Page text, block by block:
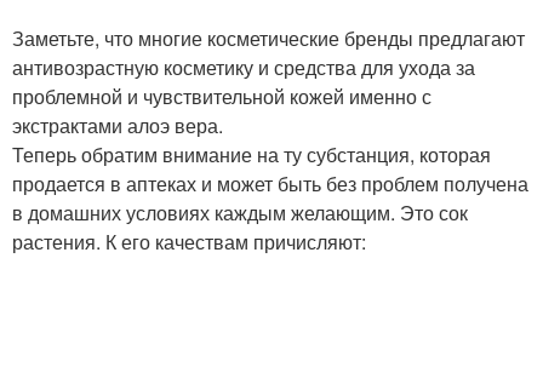
Заметьте, что многие косметические бренды предлагают
антивозрастную косметику и средства для ухода за
проблемной и чувствительной кожей именно с
экстрактами алоэ вера.
Теперь обратим внимание на ту субстанция, которая
продается в аптеках и может быть без проблем получена
в домашних условиях каждым желающим. Это сок
растения. К его качествам причисляют: